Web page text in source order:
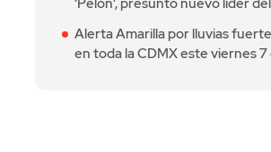
Alerta Amarilla por lluvias
en toda la CDMX este viernes